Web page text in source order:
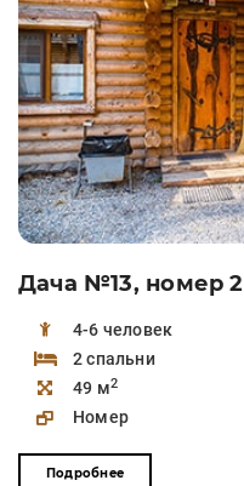
Дача №13, номер 2
4-6 человек
2 спальни
49 м2
Номер
Подробнее